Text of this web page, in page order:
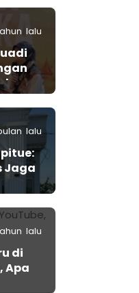
lalu
lalu
Jaga
lalu
di
Apa